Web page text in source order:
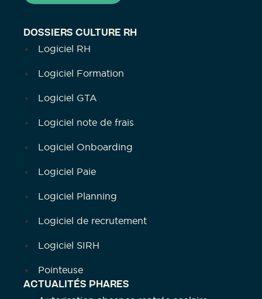
DOSSIERS CULTURE RH
Logiciel RH
Logiciel Formation
Logiciel GTA
Logiciel note de frais
Logiciel Onboarding
Logiciel Paie
Logiciel Planning
Logiciel de recrutement
Logiciel SIRH
Pointeuse
ACTUALITÉS PHARES